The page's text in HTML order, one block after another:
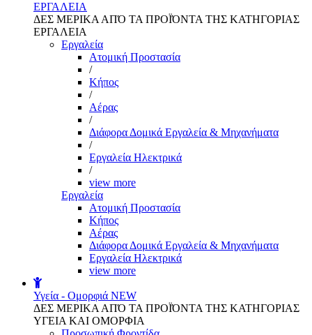
ΕΡΓΑΛΕΙΑ
ΔΕΣ ΜΕΡΙΚΑ ΑΠΌ ΤΑ ΠΡΟΪΌΝΤΑ ΤΗΣ ΚΑΤΗΓΟΡΙΑΣ
ΕΡΓΑΛΕΙΑ
Εργαλεία
Aτομική Προστασία
/
Kήπος
/
Αέρας
/
Διάφορα Δομικά Εργαλεία & Μηχανήματα
/
Εργαλεία Ηλεκτρικά
/
view more
Εργαλεία
Aτομική Προστασία
Kήπος
Αέρας
Διάφορα Δομικά Εργαλεία & Μηχανήματα
Εργαλεία Ηλεκτρικά
view more
Υγεία - Ομορφιά NEW
ΔΕΣ ΜΕΡΙΚΑ ΑΠΌ ΤΑ ΠΡΟΪΌΝΤΑ ΤΗΣ ΚΑΤΗΓΟΡΙΑΣ
ΥΓΕΙΑ ΚΑΙ ΟΜΟΡΦΙΑ